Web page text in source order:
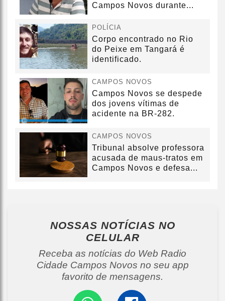
Campos Novos durante...
POLÍCIA
Corpo encontrado no Rio
do Peixe em Tangará é
identificado.
CAMPOS NOVOS
Campos Novos se despede
dos jovens vítimas de
acidente na BR-282.
CAMPOS NOVOS
Tribunal absolve professora
acusada de maus-tratos em
Campos Novos e defesa...
NOSSAS NOTÍCIAS NO
CELULAR
Receba as notícias do Web Radio
Cidade Campos Novos no seu app
favorito de mensagens.